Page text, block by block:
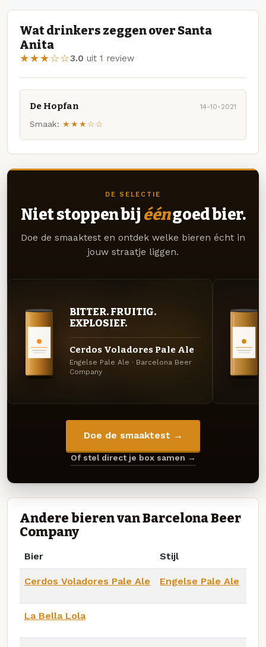
Wat drinkers zeggen over Santa
Anita
★★★☆☆3.0 uit 1 review
De Hopfan 14-10-2021
Smaak: ★★★☆☆
DE SELECTIE
Niet stoppen bij ééngoed bier.
Doe de smaaktest en ontdek welke bieren écht in
jouw straatje liggen.
BITTER. FRUITIG.
EXPLOSIEF.
Cerdos Voladores Pale Ale
Engelse Pale Ale · Barcelona Beer
Company
Doe de smaaktest →
Of stel direct je box samen →
Andere bieren van Barcelona Beer
Company
Bier Stijl
Cerdos Voladores Pale Ale Engelse Pale Ale
La Bella Lola